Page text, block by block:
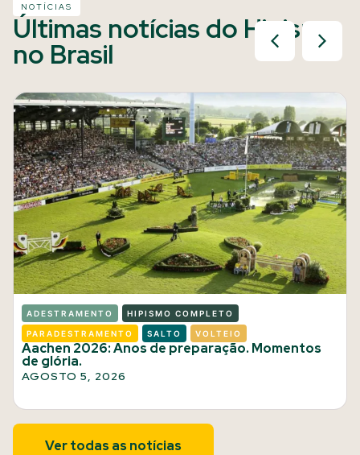
NOTÍCIAS
Últimas notícias do Hipismo
no Brasil
ADESTRAMENTO HIPISMO COMPLETO
PARADESTRAMENTO SALTO VOLTEIO
Aachen 2026: Anos de preparação. Momentos
de glória.
AGOSTO 5, 2026
Ver todas as notícias